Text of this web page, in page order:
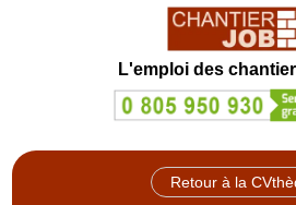
L'emploi des
Retour à la